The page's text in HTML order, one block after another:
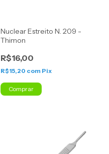
Nuclear Estreito N. 209 -
Thimon
R$16,00
R$15,20 com Pix
Comprar